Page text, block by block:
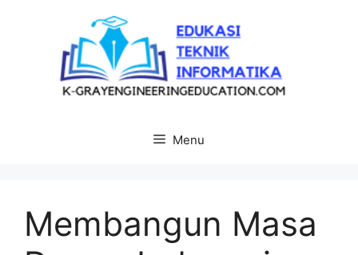
Menu
Membangun Masa